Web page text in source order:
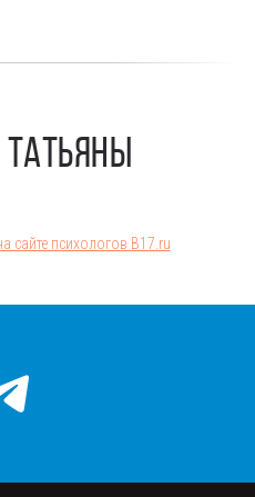
Татьяны
сайте психологов B17.ru